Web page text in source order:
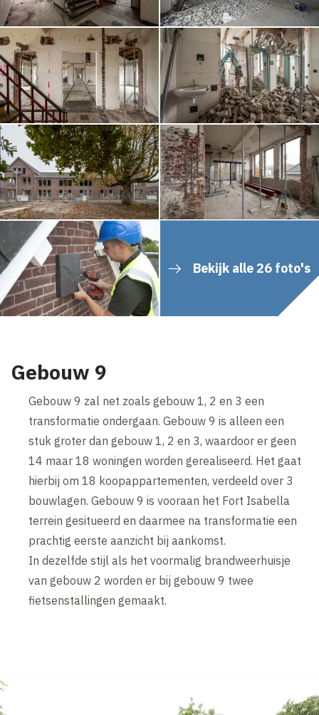
Bekijk alle 26 foto's
Gebouw 9
Gebouw 9 zal net zoals gebouw 1, 2 en 3 een
transformatie ondergaan. Gebouw 9 is alleen een
stuk groter dan gebouw 1, 2 en 3, waardoor er geen
14 maar 18 woningen worden gerealiseerd. Het gaat
hierbij om 18 koopappartementen, verdeeld over 3
bouwlagen. Gebouw 9 is vooraan het Fort Isabella
terrein gesitueerd en daarmee na transformatie een
prachtig eerste aanzicht bij aankomst.
In dezelfde stijl als het voormalig brandweerhuisje
van gebouw 2 worden er bij gebouw 9 twee
fietsenstallingen gemaakt.